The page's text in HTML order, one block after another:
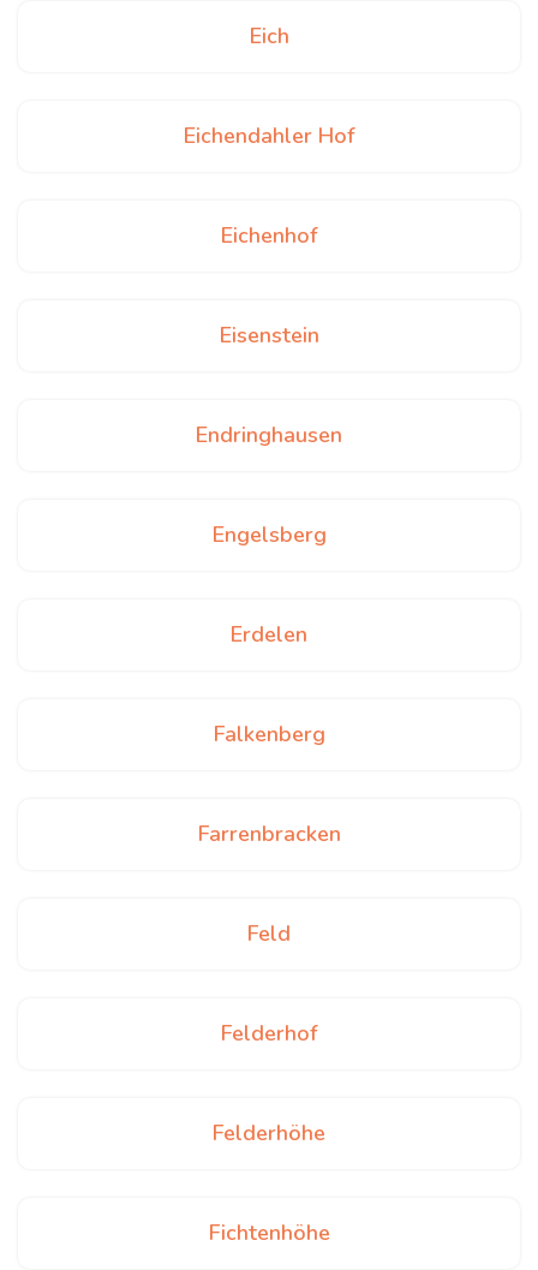
Eich
Eichendahler Hof
Eichenhof
Eisenstein
Endringhausen
Engelsberg
Erdelen
Falkenberg
Farrenbracken
Feld
Felderhof
Felderhöhe
Fichtenhöhe